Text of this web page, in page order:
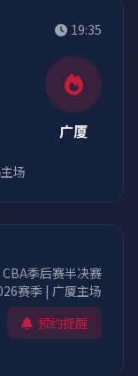
19:35
广厦
场
CBA季后赛半决赛
赛季 | 广厦主场
预约提醒